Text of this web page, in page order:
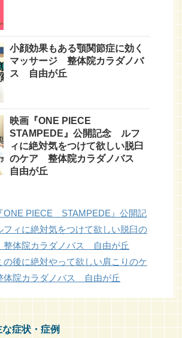
小顔効果もある顎関節症に効く
マッサージ 整体院カラダノバ
ス 自由が丘
映画『ONE PIECE
STAMPEDE』公開記念 ルフ
ィに絶対気をつけて欲しい脱臼
のケア 整体院カラダノバス
自由が丘
ONE PIECE STAMPEDE』公開記
ィに絶対気をつけて欲しい脱臼の
体院カラダノバス 自由が丘
の後に絶対やって欲しい肩こりのケ
院カラダノバス 自由が丘
症状・症例